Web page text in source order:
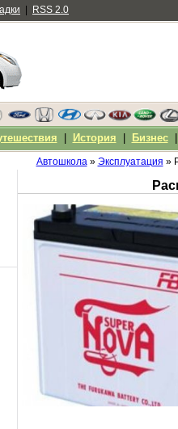
Автошкола» Эксплуатация »
RSS 2.0
История Бизнес